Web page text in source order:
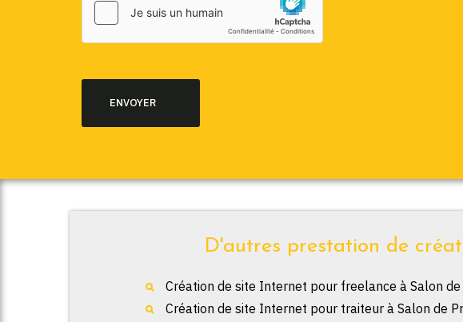
D'autres prestation de
Création de site Internet pour freelance à Salon de
Création de site Internet pour traiteur à Salon de